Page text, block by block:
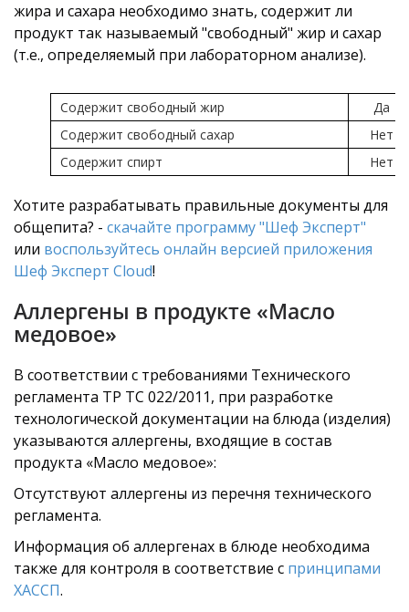
жира и сахара необходимо знать, содержит ли
продукт так называемый "свободный" жир и сахар
(т.е., определяемый при лабораторном анализе).
Содержит свободный жир
Да
Содержит свободный сахар
Нет
Содержит спирт
Нет
Хотите разрабатывать правильные документы для
общепита? - скачайте программу "Шеф Эксперт"
или воспользуйтесь онлайн версией приложения
Шеф Эксперт Cloud!
Аллергены в продукте «Масло
медовое»
В соответствии с требованиями Технического
регламента ТР ТС 022/2011, при разработке
технологической документации на блюда (изделия)
указываются аллергены, входящие в состав
продукта «Масло медовое»:
Отсутствуют аллергены из перечня технического
регламента.
Информация об аллергенах в блюде необходима
также для контроля в соответствие с принципами
ХАССП.